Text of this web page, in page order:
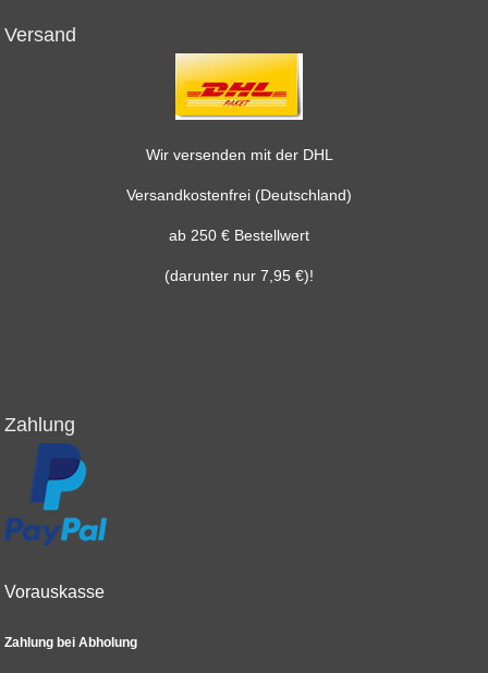
Versand
Wir versenden mit der DHL
Versandkostenfrei (Deutschland)
ab 250 € Bestellwert
(darunter nur 7,95 €)!
Zahlung
Vorauskasse
Zahlung bei Abholung